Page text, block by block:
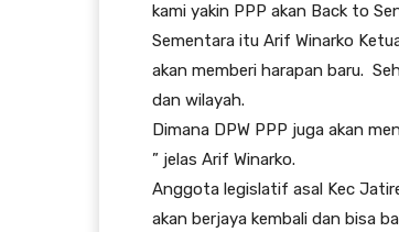
kami yakin PPP akan Back to
Sementara itu Arif Winarko
akan memberi harapan baru.
dan wilayah.
Dimana DPW PPP juga akan
” jelas Arif Winarko.
Anggota legislatif asal Kec
akan berjaya kembali dan bisa